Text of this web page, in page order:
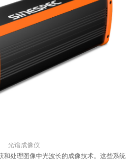
光谱成像仪
和处理图像中光波长的成像技术。这些系统